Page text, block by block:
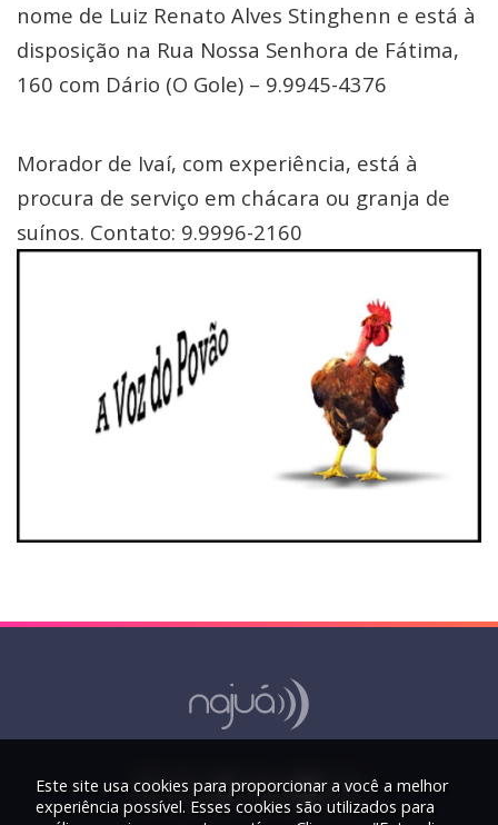
nome de Luiz Renato Alves Stinghenn e está à
disposição na Rua Nossa Senhora de Fátima,
160 com Dário (O Gole) – 9.9945-4376
Morador de Ivaí, com experiência, está à
procura de serviço em chácara ou granja de
suínos. Contato: 9.9996-2160
Este site usa cookies para proporcionar a você a melhor
experiência possível. Esses cookies são utilizados para